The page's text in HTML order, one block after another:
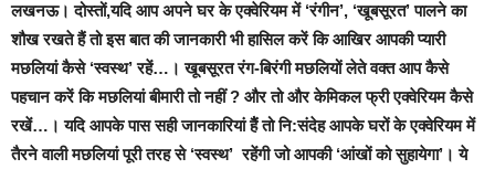
लखनऊ। दोस्तों,यदि आप अपने घर के एक्वेरियम में ‘रंगीन’, ‘खूबसूरत’ पालने का
शौख रखते हैं तो इस बात की जानकारी भी हासिल करें कि आखिर आपकी प्यारी
मछलियां कैसे ‘स्वस्थ’ रहें…। खूबसूरत रंग-बिरंगी मछलियों लेते वक्त आप कैसे
पहचान करें कि मछलियां बीमारी तो नहीं ? और तो और केमिकल फ्री एक्वेरियम कैसे
रखें…। यदि आपके पास सही जानकारियां हैैं तो नि:संदेह आपके घरों के एक्वेरियम में
तैरने वाली मछलियां पूरी तरह से ‘स्वस्थ’ रहेंगी जो आपकी ‘आंखों को सुहायेगा’। ये